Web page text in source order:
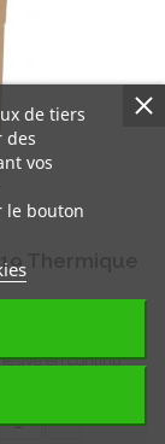
Thermique
top pour
en continu
+
de tiers
des
vos
le bouton